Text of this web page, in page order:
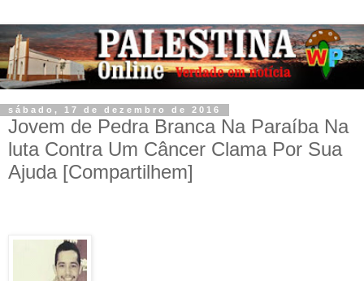
sábado, 17 de dezembro de 2016
Jovem de Pedra Branca Na Paraíba Na
luta Contra Um Câncer Clama Por Sua
Ajuda [Compartilhem]